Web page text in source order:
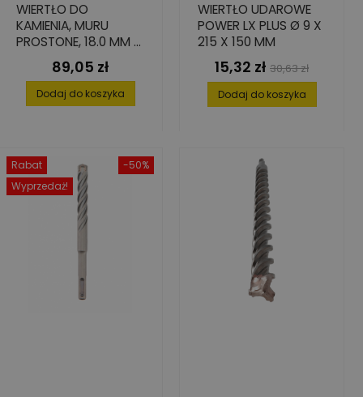
WIERTŁO DO
KAMIENIA, MURU
PROSTONE, 18.0 MM X
500 MM X 600 MM
Cena
89,05 zł
Dodaj do koszyka
WIERTŁO UDAROWE
POWER LX PLUS Ø 9 X
215 X 150 MM
Cena
15,32 zł Cena
podstawowa
30,63 zł
Dodaj do koszyka
-50%
Rabat
Wyprzedaż!